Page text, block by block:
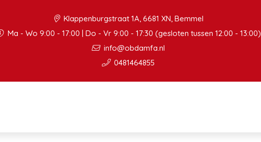
Klappenburgstraat 1A, 6681 XN, Bemmel
Ma - Wo 9:00 - 17:00 | Do - Vr 9:00 - 17:30 (gesloten tussen 12:00 - 13:00)
info@obdamfa.nl
0481464855